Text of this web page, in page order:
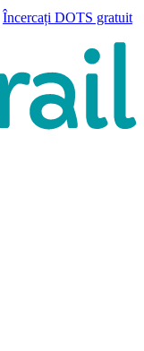
Încercați DOTS gratuit